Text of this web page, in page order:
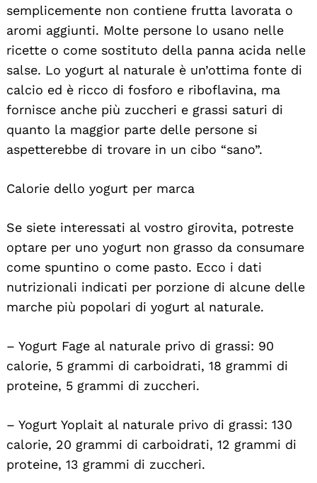
semplicemente non contiene frutta lavorata o
aromi aggiunti. Molte persone lo usano nelle
ricette o come sostituto della panna acida nelle
salse. Lo yogurt al naturale è un’ottima fonte di
calcio ed è ricco di fosforo e riboflavina, ma
fornisce anche più zuccheri e grassi saturi di
quanto la maggior parte delle persone si
aspetterebbe di trovare in un cibo “sano”.
Calorie dello yogurt per marca
Se siete interessati al vostro girovita, potreste
optare per uno yogurt non grasso da consumare
come spuntino o come pasto. Ecco i dati
nutrizionali indicati per porzione di alcune delle
marche più popolari di yogurt al naturale.
– Yogurt Fage al naturale privo di grassi: 90
calorie, 5 grammi di carboidrati, 18 grammi di
proteine, 5 grammi di zuccheri.
– Yogurt Yoplait al naturale privo di grassi: 130
calorie, 20 grammi di carboidrati, 12 grammi di
proteine, 13 grammi di zuccheri.